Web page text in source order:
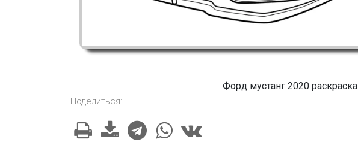
Форд мустанг 2020 раскраска
Поделиться: